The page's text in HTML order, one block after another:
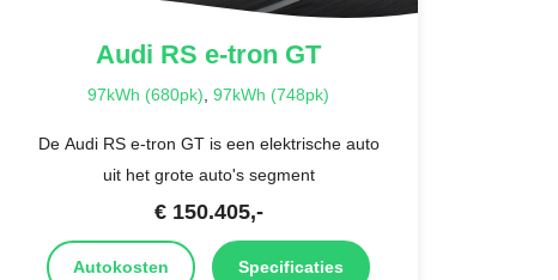
Audi RS e-tron GT
97kWh (680pk) 97kWh (748pk)
De Audi RS e-tron GT is een elektrische auto
uit het grote auto's segment
€ 150.405,-
Autokosten Specificaties